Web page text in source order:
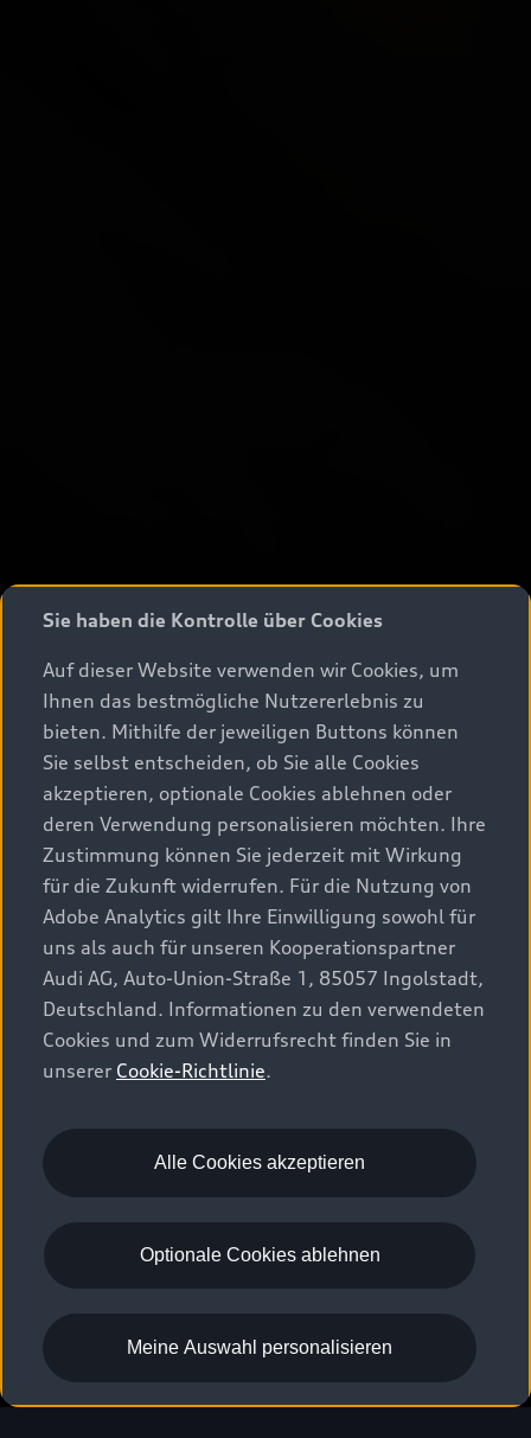
A3 Sportback
Dieses Modell ist nicht mehr bestellbar.
Eventuelle Stockfahrzeuge finden Sie
hier:
Neuwagen
Sie haben die Kontrolle über Cookies
Auf dieser Website verwenden wir Cookies, um
Ihnen das bestmögliche Nutzererlebnis zu
bieten. Mithilfe der jeweiligen Buttons können
Sie selbst entscheiden, ob Sie alle Cookies
akzeptieren, optionale Cookies ablehnen oder
deren Verwendung personalisieren möchten. Ihre
Zustimmung können Sie jederzeit mit Wirkung
für die Zukunft widerrufen. Für die Nutzung von
Adobe Analytics gilt Ihre Einwilligung sowohl für
uns als auch für unseren Kooperationspartner
Audi AG, Auto-Union-Straße 1, 85057 Ingolstadt,
Deutschland. Informationen zu den verwendeten
Cookies und zum Widerrufsrecht finden Sie in
unserer Cookie-Richtlinie.
Alle Cookies akzeptieren
Optionale Cookies ablehnen
Meine Auswahl personalisieren